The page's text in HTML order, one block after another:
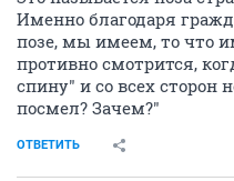
Именно благодаря
позе, мы имеем, то что
противно смотрится,
спину" и со всех сторон
посмел? Зачем?"
ОТВЕТИТЬ